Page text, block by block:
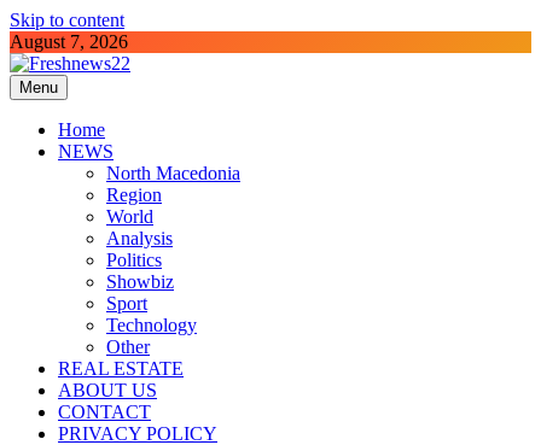
Skip to content
August 7, 2026
Freshnews22
Best News Website in North Macedonia
Menu
Home
NEWS
North Macedonia
Region
World
Analysis
Politics
Showbiz
Sport
Technology
Other
REAL ESTATE
ABOUT US
CONTACT
PRIVACY POLICY